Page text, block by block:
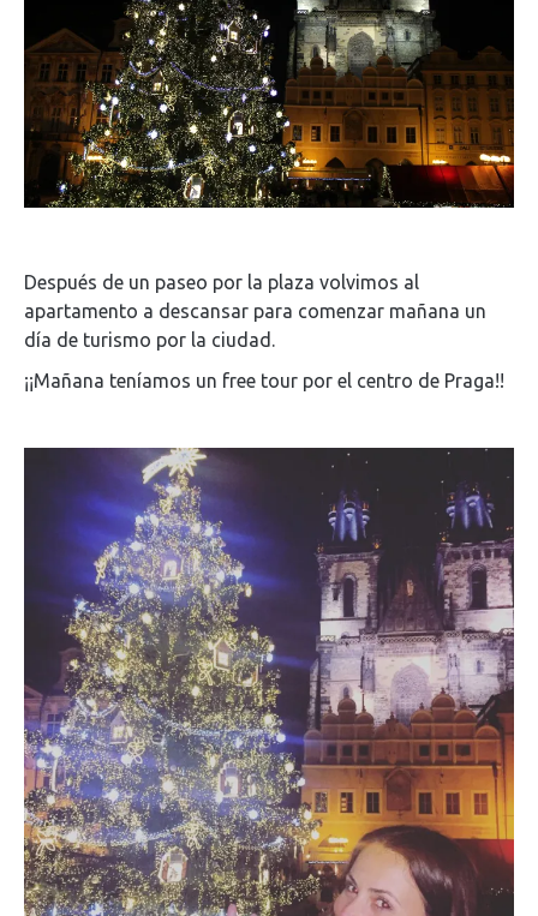
Después de un paseo por la plaza volvimos al
apartamento a descansar para comenzar mañana un
día de turismo por la ciudad.
¡¡Mañana teníamos un free tour por el centro de Praga!!